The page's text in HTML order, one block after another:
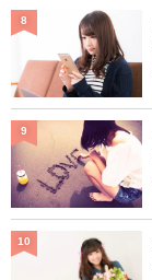
8
9
10